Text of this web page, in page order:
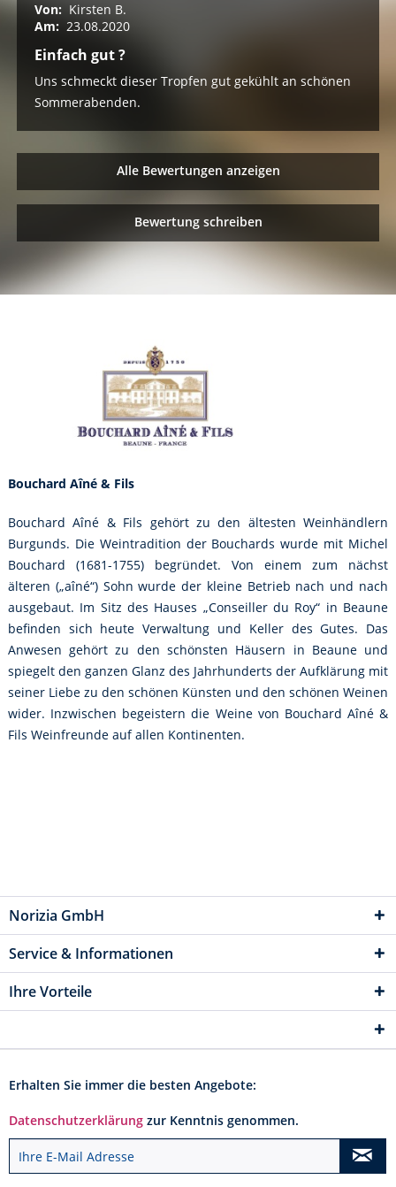
Von: Kirsten B.
Am: 23.08.2020
Einfach gut ?
Uns schmeckt dieser Tropfen gut gekühlt an schönen
Sommerabenden.
Alle Bewertungen anzeigen
Bewertung schreiben
Bouchard Aîné & Fils
Bouchard Aîné & Fils gehört zu den ältesten Weinhändlern
Burgunds. Die Weintradition der Bouchards wurde mit Michel
Bouchard (1681-1755) begründet. Von einem zum nächst
älteren („aîné“) Sohn wurde der kleine Betrieb nach und nach
ausgebaut. Im Sitz des Hauses „Conseiller du Roy“ in Beaune
befinden sich heute Verwaltung und Keller des Gutes. Das
Anwesen gehört zu den schönsten Häusern in Beaune und
spiegelt den ganzen Glanz des Jahrhunderts der Aufklärung mit
seiner Liebe zu den schönen Künsten und den schönen Weinen
wider. Inzwischen begeistern die Weine von Bouchard Aîné &
Fils Weinfreunde auf allen Kontinenten.
Norizia GmbH
Service & Informationen
Ihre Vorteile
Erhalten Sie immer die besten Angebote:
Datenschutzerklärung zur Kenntnis genommen.